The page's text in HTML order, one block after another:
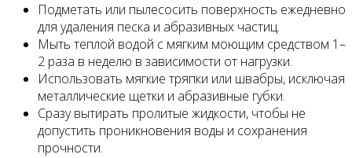
Подметать или пылесосить поверхность ежедневно
для удаления песка и абразивных частиц.
Мыть теплой водой с мягким моющим средством 1–
2 раза в неделю в зависимости от нагрузки.
Использовать мягкие тряпки или швабры, исключая
металлические щетки и абразивные губки.
Сразу вытирать пролитые жидкости, чтобы не
допустить проникновения воды и сохранения
прочности.